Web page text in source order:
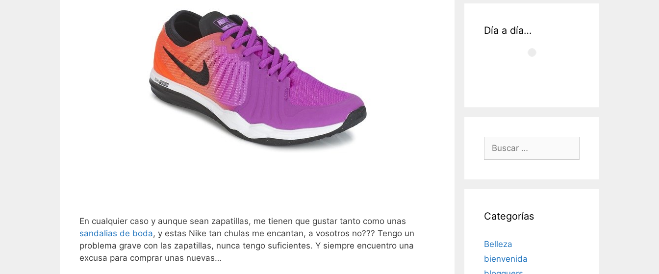
En cualquier caso y aunque sean zapatillas, me tienen que gustar tanto como unas
sandalias de boda, y estas Nike tan chulas me encantan, a vosotros no??? Tengo un
problema grave con las zapatillas, nunca tengo suficientes. Y siempre encuentro una
excusa para comprar unas nuevas…
Día a día…
Buscar:
Categorías
Belleza
bienvenida